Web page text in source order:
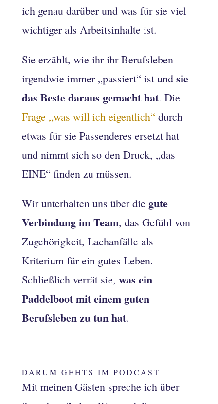
ich genau darüber und was für sie viel
wichtiger als Arbeitsinhalte ist.
Sie erzählt, wie ihr ihr Berufsleben
irgendwie immer „passiert“ ist und sie
das Beste daraus gemacht hat. Die
Frage „was will ich eigentlich“ durch
etwas für sie Passenderes ersetzt hat
und nimmt sich so den Druck, „das
EINE“ finden zu müssen.
Wir unterhalten uns über die gute
Verbindung im Team, das Gefühl von
Zugehörigkeit, Lachanfälle als
Kriterium für ein gutes Leben.
Schließlich verrät sie, was ein
Paddelboot mit einem guten
Berufsleben zu tun hat.
DARUM GEHTS IM PODCAST
Mit meinen Gästen spreche ich über